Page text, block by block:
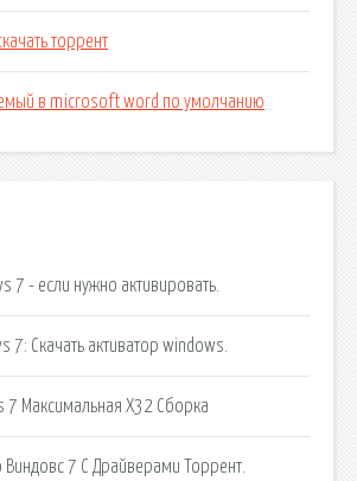
торрент
в microsoft word по умолчанию
7 - если нужно активировать.
7: Скачать активатор windows.
7 Максимальная X32 Сборка
Виндовс 7 С Драйверами Торрент.